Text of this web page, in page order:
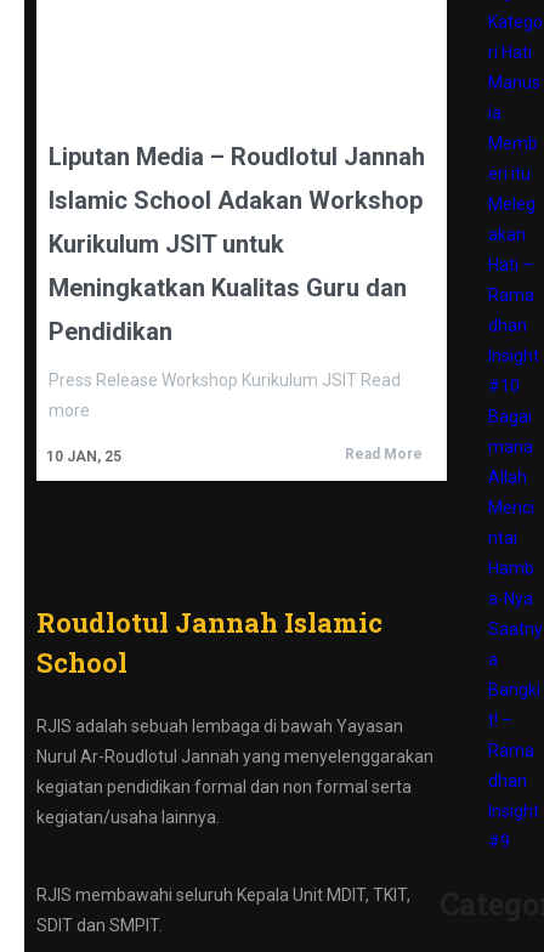
Liputan Media – Roudlotul Jannah
Islamic School Adakan Workshop
Kurikulum JSIT untuk
Meningkatkan Kualitas Guru dan
Pendidikan
10 JAN, 25
Press Release Workshop Kurikulum JSIT Read
more
Read More
Katego
ri Hati
Manus
ia
Memb
eri itu
Meleg
akan
Hati –
Rama
dhan
Insight
#10
Bagai
mana
Allah
Menci
ntai
Hamb
a-Nya
Saatny
a
Bangki
t! –
Rama
dhan
Insight
#9
Roudlotul Jannah Islamic
School
RJIS adalah sebuah lembaga di bawah Yayasan
Nurul Ar-Roudlotul Jannah yang menyelenggarakan
kegiatan pendidikan formal dan non formal serta
kegiatan/usaha lainnya.
RJIS membawahi seluruh Kepala Unit MDIT, TKIT,
SDIT dan SMPIT.